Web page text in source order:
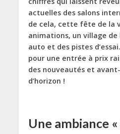
actuelles des salons
de cela, cette fête de la
animations, un village
auto et des pistes
pour une entrée à prix
des nouveautés et
d’horizon !
Une ambiance